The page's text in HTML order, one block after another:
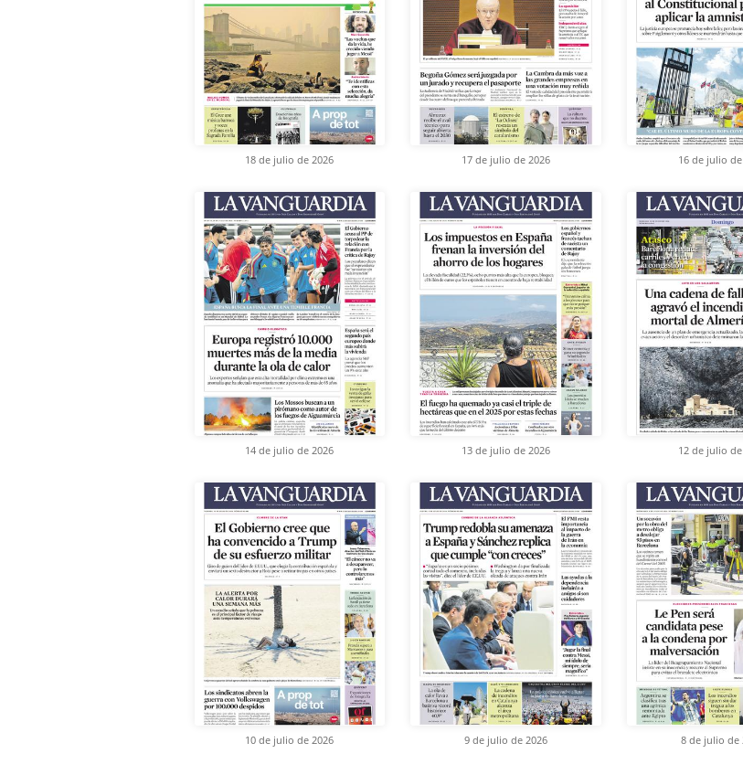
18 de julio de 2026 17 de julio de 2026 16 de julio de
14 de julio de 2026 13 de julio de 2026 12 de julio de
10 de julio de 2026 9 de julio de 2026 8 de julio de